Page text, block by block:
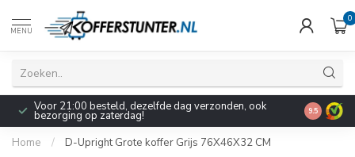
MENU
0
Voor 21:00 besteld, dezelfde dag verzonden, ook
bezorging op zaterdag!
Pak nu
9.5
Home / D-Upright Grote koffer Grijs 76X46X32 CM